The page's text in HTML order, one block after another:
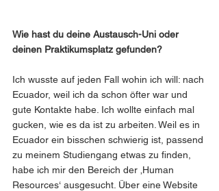
Wie hast du deine Austausch-Uni oder
deinen Praktikumsplatz gefunden?
Ich wusste auf jeden Fall wohin ich will: nach
Ecuador, weil ich da schon öfter war und
gute Kontakte habe. Ich wollte einfach mal
gucken, wie es da ist zu arbeiten. Weil es in
Ecuador ein bisschen schwierig ist, passend
zu meinem Studiengang etwas zu finden,
habe ich mir den Bereich der ‚Human
Resources‘ ausgesucht. Über eine Website